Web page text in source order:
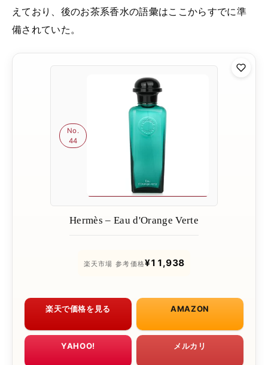
えており、後のお茶系香水の語彙はここからすでに準
備されていた。
No.
44
Hermès – Eau d'Orange Verte
楽天市場 参考価格¥11,938
楽天で価格を見る AMAZON
YAHOO! メルカリ